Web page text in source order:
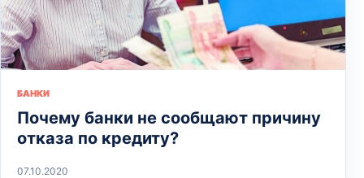
БАНКИ
Почему банки не сообщают причину
отказа по кредиту?
07.10.2020